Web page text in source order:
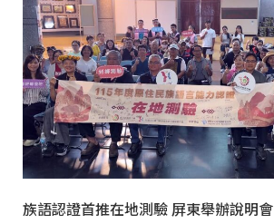
族語認證首推在地測驗 屏東舉辦說明會